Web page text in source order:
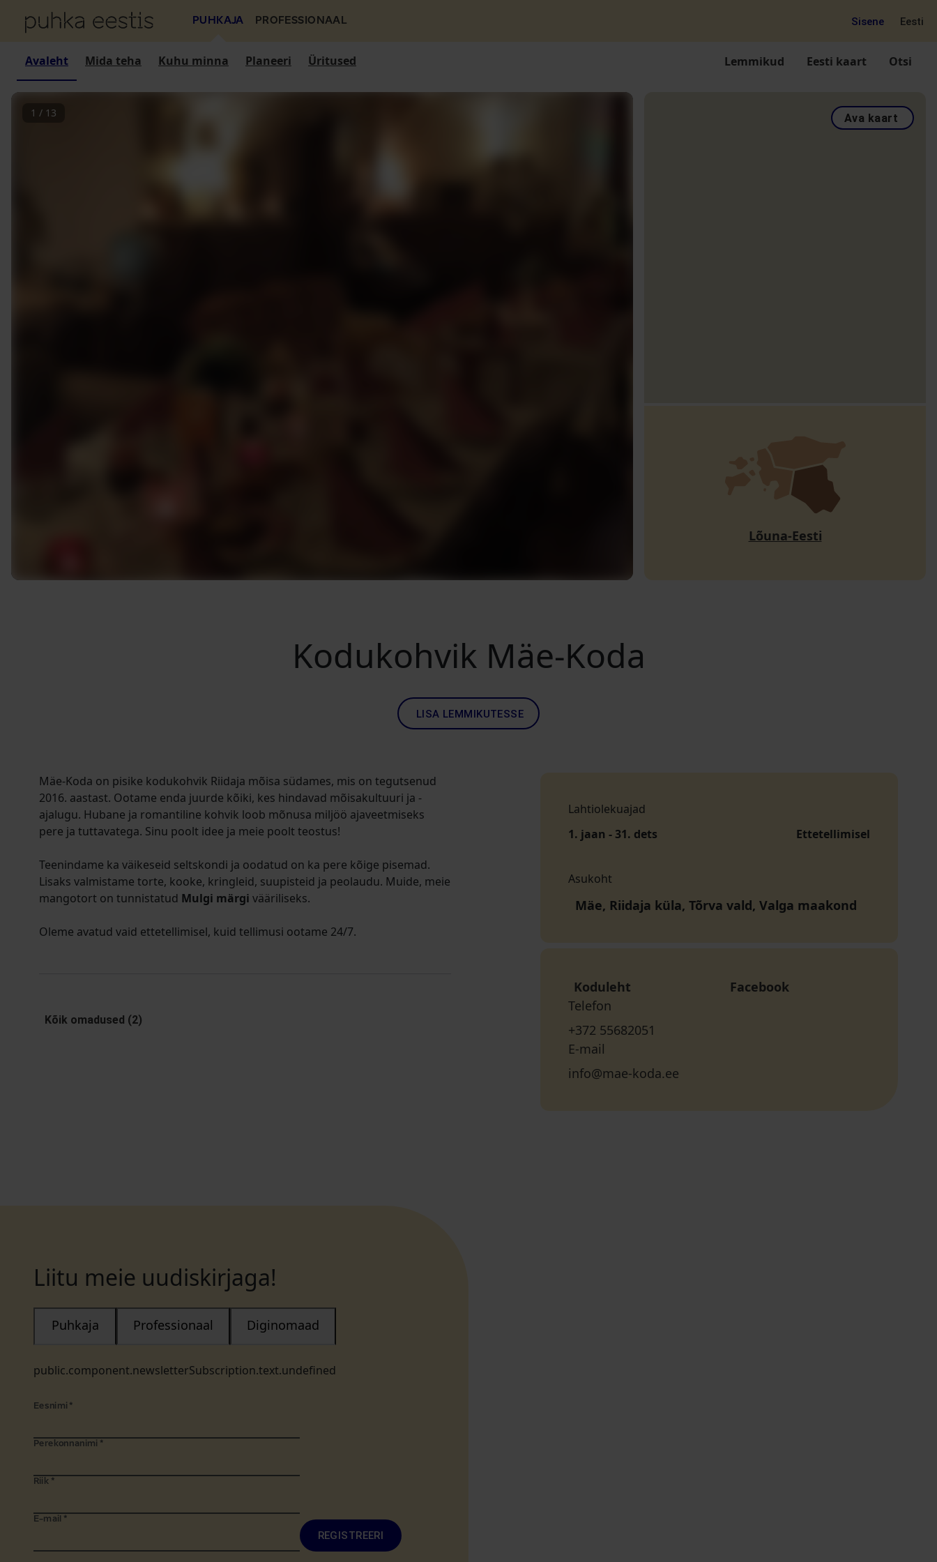
PUHKAJA PROFESSIONAAL Sisene Eesti
Avaleht Mida teha Kuhu minna Planeeri Üritused Lemmikud Eesti kaart Otsi
1 / 13 Ava kaart
Lõuna-Eesti
Kodukohvik Mäe-Koda
LISA LEMMIKUTESSE
Mäe-Koda on pisike kodukohvik Riidaja mõisa südames, mis on tegutsenud
2016. aastast. Ootame enda juurde kõiki, kes hindavad mõisakultuuri ja -
ajalugu. Hubane ja romantiline kohvik loob mõnusa miljöö ajaveetmiseks
pere ja tuttavatega. Sinu poolt idee ja meie poolt teostus!
Teenindame ka väikeseid seltskondi ja oodatud on ka pere kõige pisemad.
Lisaks valmistame torte, kooke, kringleid, suupisteid ja peolaudu. Muide, meie
mangotort on tunnistatud Mulgi märgi vääriliseks.
Oleme avatud vaid ettetellimisel, kuid tellimusi ootame 24/7.
Kõik omadused (2)
Lahtiolekuajad
1. jaan - 31. dets
Ettetellimisel
Asukoht
Mäe, Riidaja küla, Tõrva vald, Valga maakond
Koduleht
Facebook
Telefon
+372 55682051
E-mail
info@mae-koda.ee
Liitu meie uudiskirjaga!
public.component.newsletterSubscription.text.undefined
Puhkaja Professionaal Diginomaad
Eesnimi *
Perekonnanimi *
Riik *
E-mail *
REGISTREERI